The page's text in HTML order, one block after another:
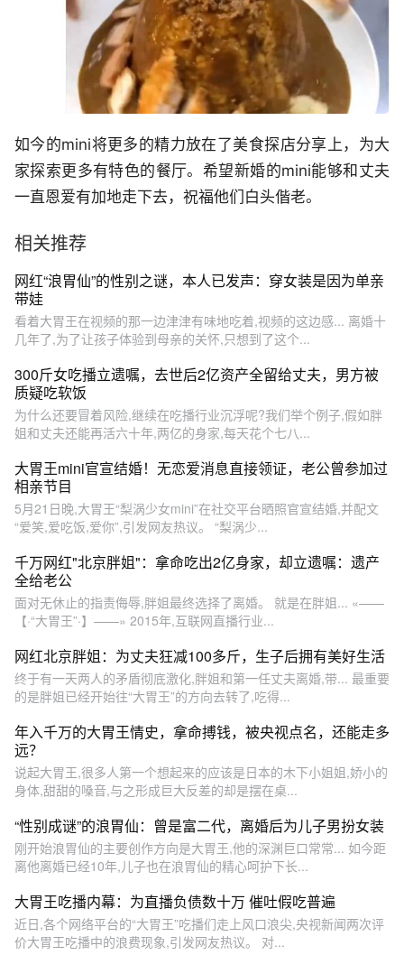
如今的mini将更多的精力放在了美食探店分享上，为大
家探索更多有特色的餐厅。希望新婚的mini能够和丈夫
一直恩爱有加地走下去，祝福他们白头偕老。
相关推荐
网红“浪胃仙”的性别之谜，本人已发声：穿女装是因为单亲
带娃
看着大胃王在视频的那一边津津有味地吃着,视频的这边感... 离婚十
几年了,为了让孩子体验到母亲的关怀,只想到了这个...
300斤女吃播立遗嘱，去世后2亿资产全留给丈夫，男方被
质疑吃软饭
为什么还要冒着风险,继续在吃播行业沉浮呢?我们举个例子,假如胖
姐和丈夫还能再活六十年,两亿的身家,每天花个七八...
大胃王mini官宣结婚！无恋爱消息直接领证，老公曾参加过
相亲节目
5月21日晚,大胃王“梨涡少女mini”在社交平台晒照官宣结婚,并配文
“爱笑,爱吃饭,爱你”,引发网友热议。 “梨涡少...
千万网红"北京胖姐"：拿命吃出2亿身家，却立遗嘱：遗产
全给老公
面对无休止的指责侮辱,胖姐最终选择了离婚。 就是在胖姐... «——
【·“大胃王”·】——» 2015年,互联网直播行业...
网红北京胖姐：为丈夫狂减100多斤，生子后拥有美好生活
终于有一天两人的矛盾彻底激化,胖姐和第一任丈夫离婚,带... 最重要
的是胖姐已经开始往“大胃王”的方向去转了,吃得...
年入千万的大胃王情史，拿命搏钱，被央视点名，还能走多
远？
说起大胃王,很多人第一个想起来的应该是日本的木下小姐姐,娇小的
身体,甜甜的嗓音,与之形成巨大反差的却是摆在桌...
“性别成谜”的浪胃仙：曾是富二代，离婚后为儿子男扮女装
刚开始浪胃仙的主要创作方向是大胃王,他的深渊巨口常常... 如今距
离他离婚已经10年,儿子也在浪胃仙的精心呵护下长...
大胃王吃播内幕：为直播负债数十万 催吐假吃普遍
近日,各个网络平台的“大胃王”吃播们走上风口浪尖,央视新闻两次评
价大胃王吃播中的浪费现象,引发网友热议。 对...